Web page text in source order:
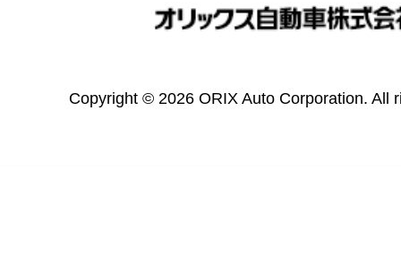
Copyright © 2026 ORIX Auto Corporation. All